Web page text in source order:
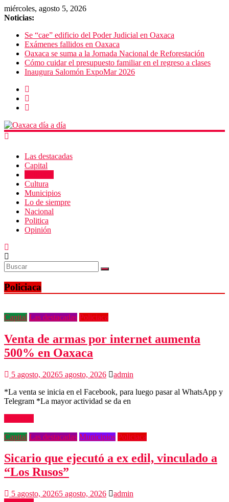
miércoles, agosto 5, 2026
Noticias:
Se “cae” edificio del Poder Judicial en Oaxaca
Exámenes fallidos en Oaxaca
Oaxaca se suma a la Jornada Nacional de Reforestación
Cómo cuidar el presupuesto familiar en el regreso a clases
Inaugura Salomón ExpoMar 2026
Las destacadas
Capital
Cultura
Municipios
Lo de siempre
Nacional
Politica
Opinión
Policiaca
Capital Las destacadas Policiaca
Venta de armas por internet aumenta
500% en Oaxaca
5 agosto, 20265 agosto, 2026
admin
*La venta se inicia en el Facebook, para luego pasar al WhatsApp y
Telegram *La mayor actividad se da en
Capital Las destacadas Municipios Policiaca
Sicario que ejecutó a ex edil, vinculado a
“Los Rusos”
5 agosto, 20265 agosto, 2026
admin